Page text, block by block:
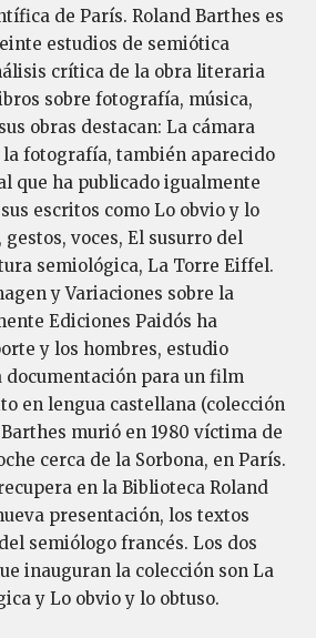
de París. Roland Barthes es
estudios de semiótica
crítica de la obra literaria
sobre fotografía, música,
obras destacan: La cámara
la fotografía, también aparecido
que ha publicado igualmente
escritos como Lo obvio y lo
gestos, voces, El susurro del
semiológica, La Torre Eiffel.
y Variaciones sobre la
Ediciones Paidós ha
y los hombres, estudio
documentación para un film
en lengua castellana (colección
murió en 1980 víctima de
cerca de la Sorbona, en París.
en la Biblioteca Roland
presentación, los textos
semiólogo francés. Los dos
inauguran la colección son La
y Lo obvio y lo obtuso.